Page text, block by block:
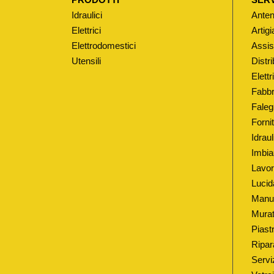
Idraulici
Elettrici
Elettrodomestici
Utensili